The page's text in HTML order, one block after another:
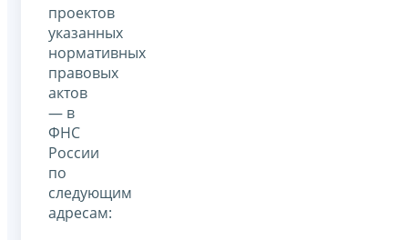
проектов
указанных
нормативных
правовых
актов
— в
ФНС
России
по
следующим
адресам: